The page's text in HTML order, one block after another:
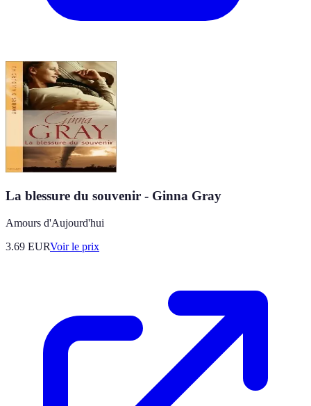
La blessure du souvenir - Ginna Gray
Amours d'Aujourd'hui
3.69 EURVoir le prix